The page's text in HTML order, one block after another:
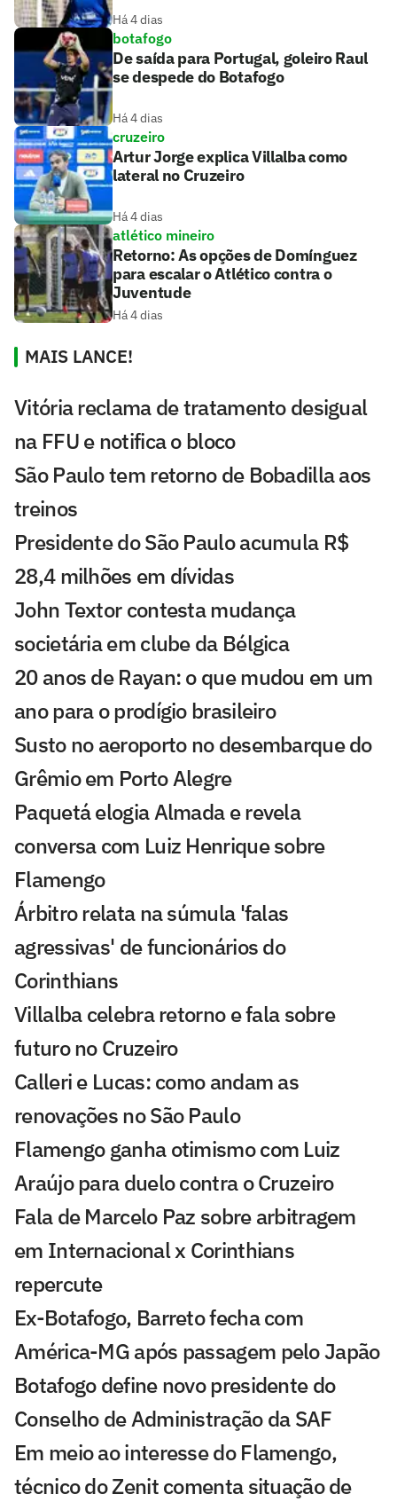
Há 4 dias
botafogo
De saída para Portugal, goleiro Raul
se despede do Botafogo
Há 4 dias
cruzeiro
Artur Jorge explica Villalba como
lateral no Cruzeiro
Há 4 dias
atlético mineiro
Retorno: As opções de Domínguez
para escalar o Atlético contra o
Juventude
Há 4 dias
MAIS LANCE!
Vitória reclama de tratamento desigual
na FFU e notifica o bloco
São Paulo tem retorno de Bobadilla aos
treinos
Presidente do São Paulo acumula R$
28,4 milhões em dívidas
John Textor contesta mudança
societária em clube da Bélgica
20 anos de Rayan: o que mudou em um
ano para o prodígio brasileiro
Susto no aeroporto no desembarque do
Grêmio em Porto Alegre
Paquetá elogia Almada e revela
conversa com Luiz Henrique sobre
Flamengo
Árbitro relata na súmula 'falas
agressivas' de funcionários do
Corinthians
Villalba celebra retorno e fala sobre
futuro no Cruzeiro
Calleri e Lucas: como andam as
renovações no São Paulo
Flamengo ganha otimismo com Luiz
Araújo para duelo contra o Cruzeiro
Fala de Marcelo Paz sobre arbitragem
em Internacional x Corinthians
repercute
Ex-Botafogo, Barreto fecha com
América-MG após passagem pelo Japão
Botafogo define novo presidente do
Conselho de Administração da SAF
Em meio ao interesse do Flamengo,
técnico do Zenit comenta situação de